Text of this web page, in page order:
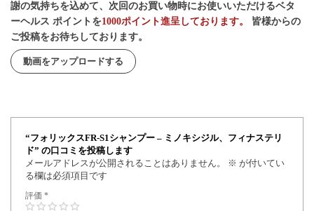
謝の気持ちを込めて、次回のお買い物時にお使いいただけるベタ
ーヘルス ポイントを1000ポイント進呈しております。
皆様からの
ご投稿をお待ちしております。
動画をアップロードする
“フォリックスFR-S1シャンプー – ミノキシジル、フィナステリ
ド” の口コミを投稿します
メールアドレスが公開されることはありません。
※ が付いてい
る欄は必須項目です
評価 *